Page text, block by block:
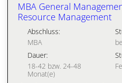
MBA General
Resource Management
Abschluss:
MBA
Dauer:
18-42 bzw. 24-48
Monat(e)